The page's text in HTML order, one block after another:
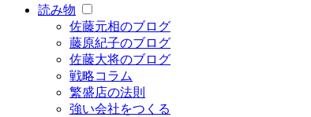
読み物
佐藤元相のブログ
藤原紀子のブログ
佐藤大将のブログ
戦略コラム
繁盛店の法則
強い会社をつくる